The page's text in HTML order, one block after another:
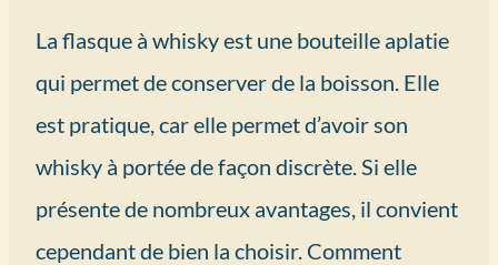
La flasque à whisky est une bouteille aplatie
qui permet de conserver de la boisson. Elle
est pratique, car elle permet d’avoir son
whisky à portée de façon discrète. Si elle
présente de nombreux avantages, il convient
cependant de bien la choisir. Comment